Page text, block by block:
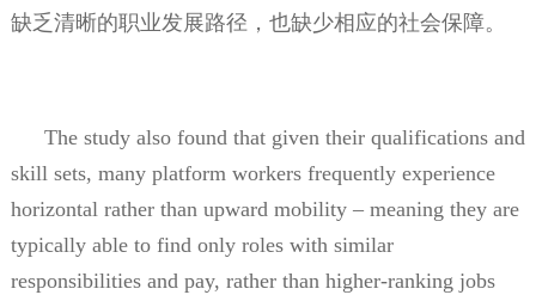
缺乏清晰的职业发展路径，也缺少相应的社会保障。
The study also found that given their qualifications and
skill sets, many platform workers frequently experience
horizontal rather than upward mobility – meaning they are
typically able to find only roles with similar
responsibilities and pay, rather than higher-ranking jobs